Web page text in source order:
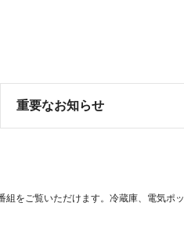
重要なお知らせ
をご覧いただけます。冷蔵庫、電気ポッ